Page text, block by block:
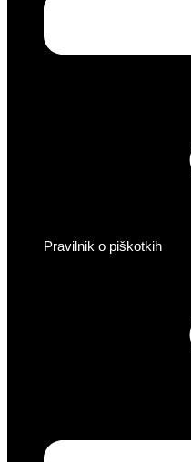
Pravilnik o piškotkih